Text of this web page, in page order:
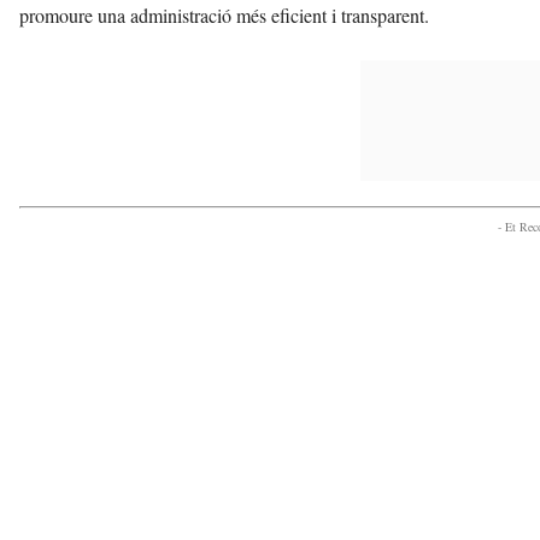
promoure una administració més eficient i transparent.
- Et